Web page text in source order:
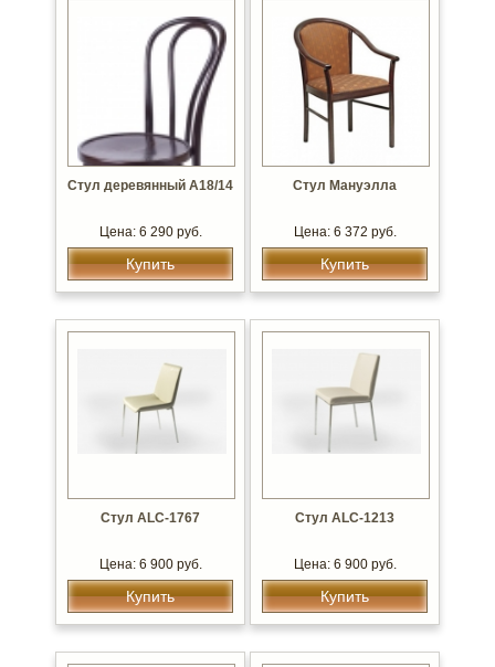
Стул деревянный А18/14
Цена: 6 290 руб.
Купить
Стул Мануэлла
Цена: 6 372 руб.
Купить
Стул ALC-1767
Цена: 6 900 руб.
Купить
Стул ALC-1213
Цена: 6 900 руб.
Купить